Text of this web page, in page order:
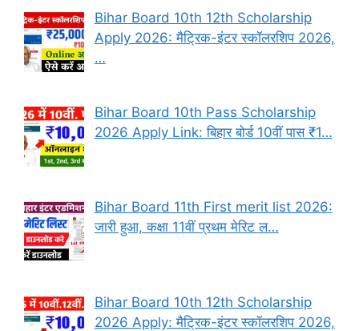
Bihar Board 10th 12th Scholarship
Apply 2026: मैट्रिक-इंटर स्कॉलरशिप 2026,
…
Bihar Board 10th Pass Scholarship
2026 Apply Link: बिहार बोर्ड 10वीं पास ₹1…
Bihar Board 11th First merit list 2026:
जारी हुआ, कक्षा 11वीं प्रथम मेरिट ल…
Bihar Board 10th 12th Scholarship
2026 Apply: मैट्रिक-इंटर स्कॉलरशिप 2026,